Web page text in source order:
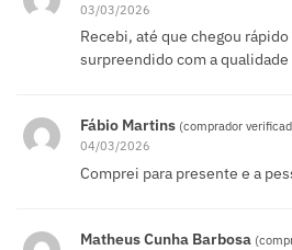
03/03/2026
Recebi, até que chegou
surpreendido com a
Fábio Martins (comprador
04/03/2026
Comprei para presente e a
Matheus Cunha Barbosa